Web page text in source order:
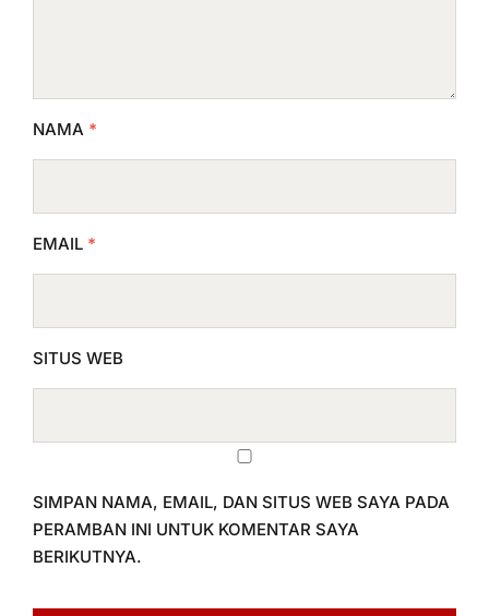
NAMA *
EMAIL *
SITUS WEB
SIMPAN NAMA, EMAIL, DAN SITUS WEB SAYA PADA
PERAMBAN INI UNTUK KOMENTAR SAYA
BERIKUTNYA.